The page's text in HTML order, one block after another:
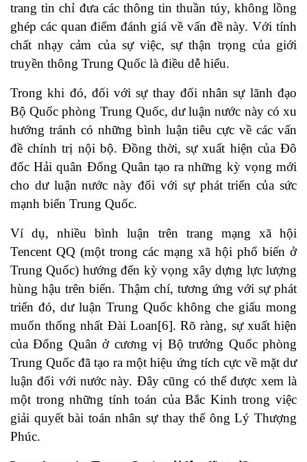
trang tin chỉ đưa các thông tin thuần túy, không lồng
ghép các quan điểm đánh giá về vấn đề này. Với tính
chất nhạy cảm của sự việc, sự thận trọng của giới
truyền thông Trung Quốc là điều dễ hiểu.
Trong khi đó, đối với sự thay đổi nhân sự lãnh đạo
Bộ Quốc phòng Trung Quốc, dư luận nước này có xu
hướng tránh có những bình luận tiêu cực về các vấn
đề chính trị nội bộ. Đồng thời, sự xuất hiện của Đô
đốc Hải quân Đổng Quân tạo ra những kỳ vọng mới
cho dư luận nước này đối với sự phát triển của sức
mạnh biển Trung Quốc.
Ví dụ, nhiều bình luận trên trang mạng xã hội
Tencent QQ (một trong các mạng xã hội phổ biến ở
Trung Quốc) hướng đến kỳ vọng xây dựng lực lượng
hùng hậu trên biển. Thậm chí, tương ứng với sự phát
triển đó, dư luận Trung Quốc không che giấu mong
muốn thống nhất Đài Loan[6]. Rõ ràng, sự xuất hiện
của Đổng Quân ở cương vị Bộ trưởng Quốc phòng
Trung Quốc đã tạo ra một hiệu ứng tích cực về mặt dư
luận đối với nước này. Đây cũng có thể được xem là
một trong những tính toán của Bắc Kinh trong việc
giải quyết bài toán nhân sự thay thế ông Lý Thượng
Phúc.